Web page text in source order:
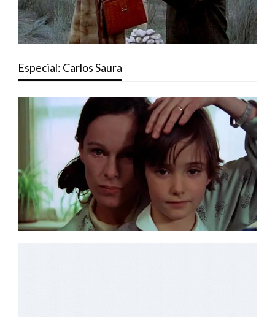
Especial: Carlos Saura